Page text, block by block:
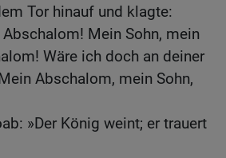
Tor hinauf und klagte:
Mein Sohn, mein
Wäre ich doch an deiner
Abschalom, mein Sohn,
»Der König weint; er trauert